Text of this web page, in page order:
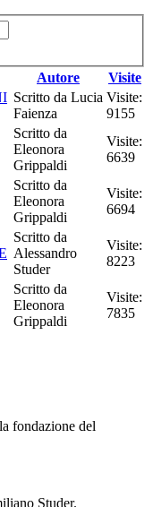
Autore
Visite
Scritto da Lucia
Faienza
Visite:
9155
Scritto da
Eleonora
Grippaldi
Visite:
6639
Scritto da
Eleonora
Grippaldi
Visite:
6694
Scritto da
Alessandro
Studer
Visite:
8223
Scritto da
Eleonora
Grippaldi
Visite:
7835
fondazione del
Studer.